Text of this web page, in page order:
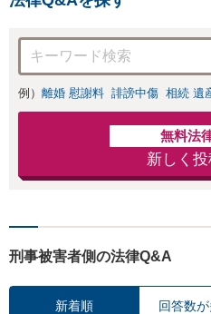
例） 離婚 慰謝料 誹謗中傷 相続 遺
無料法
新しく
刑事被害者側の法律Q&A
新着順 回答数